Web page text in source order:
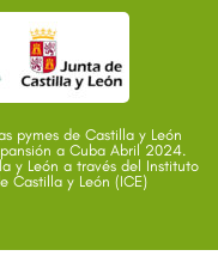
pymes de Castilla y León
a Cuba Abril 2024.
y León a través del Instituto
Castilla y León (ICE)